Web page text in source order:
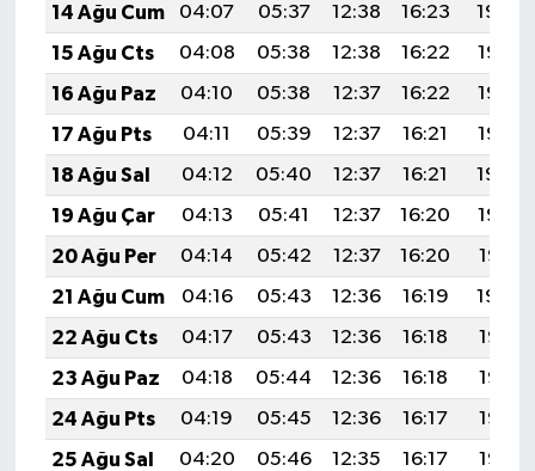
14 Ağu Cum
04:07 05:37 12:38 16:23
19:29
15 Ağu Cts
04:08 05:38 12:38 16:22
19:28
16 Ağu Paz
04:10 05:38 12:37 16:22
19:27
17 Ağu Pts
04:11 05:39 12:37 16:21
19:25
18 Ağu Sal
04:12 05:40 12:37 16:21
19:24
19 Ağu Çar
04:13 05:41 12:37 16:20
19:23
20 Ağu Per
04:14 05:42 12:37 16:20
19:21
21 Ağu Cum
04:16 05:43 12:36 16:19
19:20
22 Ağu Cts
04:17 05:43 12:36 16:18
19:19
23 Ağu Paz
04:18 05:44 12:36 16:18
19:18
24 Ağu Pts
04:19 05:45 12:36 16:17
19:16
25 Ağu Sal
04:20 05:46 12:35 16:17 19:15